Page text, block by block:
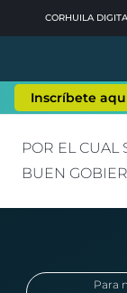
CORHUILA
Inscríbete
POR EL CUAL
BUEN
Para